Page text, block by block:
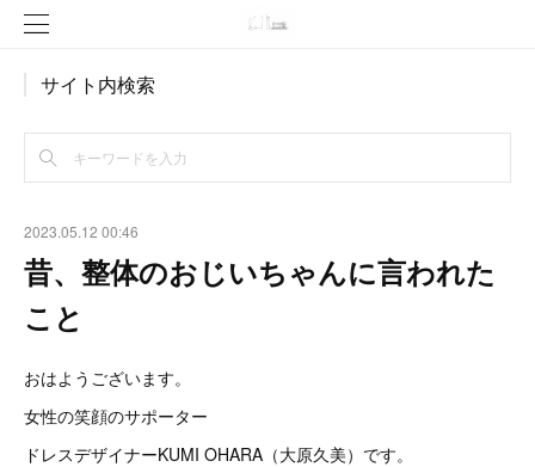
サイト内検索
2023.05.12 00:46
昔、整体のおじいちゃんに言われた
こと
おはようございます。
女性の笑顔のサポーター
ドレスデザイナーKUMI OHARA（大原久美）です。